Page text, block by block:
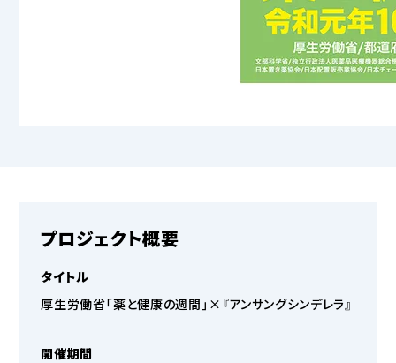
プロジェクト概要
タイトル
厚生労働省「薬と健康の週間」×『アンサングシンデレラ』
開催期間